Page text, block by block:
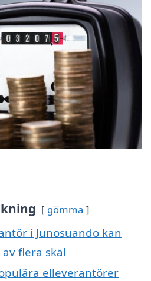
gömma
i Junosuando kan
flera skäl
elleverantörer